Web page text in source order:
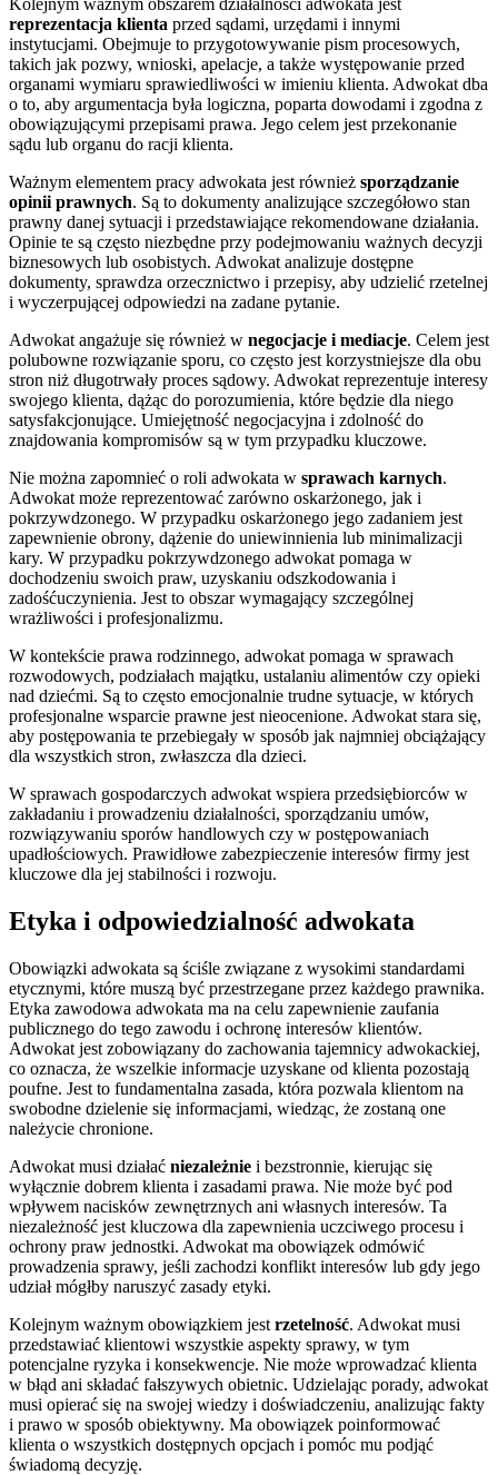
reprezentacja klienta przed sądami, urzędami i innymi
instytucjami. Obejmuje to przygotowywanie pism procesowych,
takich jak pozwy, wnioski, apelacje, a także występowanie przed
organami wymiaru sprawiedliwości w imieniu klienta. Adwokat dba
o to, aby argumentacja była logiczna, poparta dowodami i zgodna z
obowiązującymi przepisami prawa. Jego celem jest przekonanie
sądu lub organu do racji klienta.
Ważnym elementem pracy adwokata jest również sporządzanie
opinii prawnych. Są to dokumenty analizujące szczegółowo stan
prawny danej sytuacji i przedstawiające rekomendowane działania.
Opinie te są często niezbędne przy podejmowaniu ważnych decyzji
biznesowych lub osobistych. Adwokat analizuje dostępne
dokumenty, sprawdza orzecznictwo i przepisy, aby udzielić rzetelnej
i wyczerpującej odpowiedzi na zadane pytanie.
Adwokat angażuje się również w negocjacje i mediacje. Celem jest
polubowne rozwiązanie sporu, co często jest korzystniejsze dla obu
stron niż długotrwały proces sądowy. Adwokat reprezentuje interesy
swojego klienta, dążąc do porozumienia, które będzie dla niego
satysfakcjonujące. Umiejętność negocjacyjna i zdolność do
znajdowania kompromisów są w tym przypadku kluczowe.
Nie można zapomnieć o roli adwokata w sprawach karnych.
Adwokat może reprezentować zarówno oskarżonego, jak i
pokrzywdzonego. W przypadku oskarżonego jego zadaniem jest
zapewnienie obrony, dążenie do uniewinnienia lub minimalizacji
kary. W przypadku pokrzywdzonego adwokat pomaga w
dochodzeniu swoich praw, uzyskaniu odszkodowania i
zadośćuczynienia. Jest to obszar wymagający szczególnej
wrażliwości i profesjonalizmu.
W kontekście prawa rodzinnego, adwokat pomaga w sprawach
rozwodowych, podziałach majątku, ustalaniu alimentów czy opieki
nad dziećmi. Są to często emocjonalnie trudne sytuacje, w których
profesjonalne wsparcie prawne jest nieocenione. Adwokat stara się,
aby postępowania te przebiegały w sposób jak najmniej obciążający
dla wszystkich stron, zwłaszcza dla dzieci.
W sprawach gospodarczych adwokat wspiera przedsiębiorców w
zakładaniu i prowadzeniu działalności, sporządzaniu umów,
rozwiązywaniu sporów handlowych czy w postępowaniach
upadłościowych. Prawidłowe zabezpieczenie interesów firmy jest
kluczowe dla jej stabilności i rozwoju.
Etyka i odpowiedzialność adwokata
Obowiązki adwokata są ściśle związane z wysokimi standardami
etycznymi, które muszą być przestrzegane przez każdego prawnika.
Etyka zawodowa adwokata ma na celu zapewnienie zaufania
publicznego do tego zawodu i ochronę interesów klientów.
Adwokat jest zobowiązany do zachowania tajemnicy adwokackiej,
co oznacza, że wszelkie informacje uzyskane od klienta pozostają
poufne. Jest to fundamentalna zasada, która pozwala klientom na
swobodne dzielenie się informacjami, wiedząc, że zostaną one
należycie chronione.
Adwokat musi działać niezależnie i bezstronnie, kierując się
wyłącznie dobrem klienta i zasadami prawa. Nie może być pod
wpływem nacisków zewnętrznych ani własnych interesów. Ta
niezależność jest kluczowa dla zapewnienia uczciwego procesu i
ochrony praw jednostki. Adwokat ma obowiązek odmówić
prowadzenia sprawy, jeśli zachodzi konflikt interesów lub gdy jego
udział mógłby naruszyć zasady etyki.
Kolejnym ważnym obowiązkiem jest rzetelność. Adwokat musi
przedstawiać klientowi wszystkie aspekty sprawy, w tym
potencjalne ryzyka i konsekwencje. Nie może wprowadzać klienta
w błąd ani składać fałszywych obietnic. Udzielając porady, adwokat
musi opierać się na swojej wiedzy i doświadczeniu, analizując fakty
i prawo w sposób obiektywny. Ma obowiązek poinformować
klienta o wszystkich dostępnych opcjach i pomóc mu podjąć
świadomą decyzję.